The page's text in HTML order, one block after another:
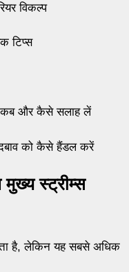
विकल्प
टिप्स
कब और कैसे सलाह लें
को कैसे हैंडल करें
स्ट्रीम्स
है, लेकिन यह सबसे अधिक